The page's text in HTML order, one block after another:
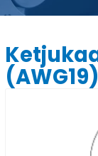
(AWG19)